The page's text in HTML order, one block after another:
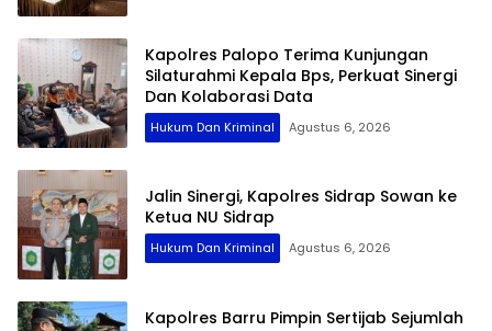
Kapolres Palopo Terima Kunjungan
Silaturahmi Kepala Bps, Perkuat Sinergi
Dan Kolaborasi Data
Hukum Dan Kriminal Agustus 6, 2026
Jalin Sinergi, Kapolres Sidrap Sowan ke
Ketua NU Sidrap
Hukum Dan Kriminal Agustus 6, 2026
Kapolres Barru Pimpin Sertijab Sejumlah